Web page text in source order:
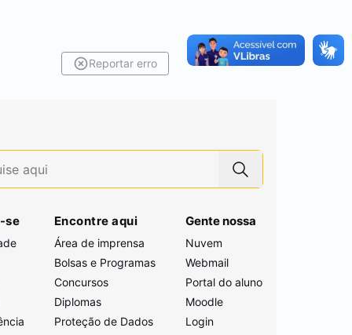
Reportar erro
se Encontre aqui
Área de imprensa
Bolsas e Programas
Concursos
Diplomas
Proteção de Dados
Gente nossa
Nuvem
Webmail
Portal do aluno
Moodle
Login